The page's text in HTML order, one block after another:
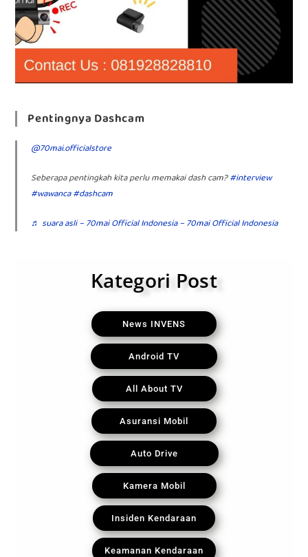
Pentingnya Dashcam
@70mai.officialstore
Seberapa pentingkah kita perlu memakai dash cam?#interview
#wawanca#dashcam
♬ suara asli – 70mai Official Indonesia – 70mai Official Indonesia
Kategori Post
News INVENS
Android TV
All About TV
Asuransi Mobil
Auto Drive
Kamera Mobil
Insiden Kendaraan
Keamanan Kendaraan